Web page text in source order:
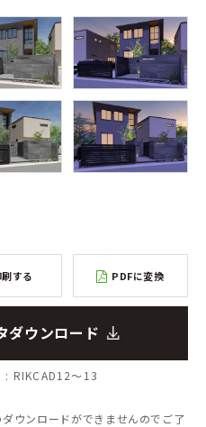
刷する PDFに変換
ダウンロード
: RIKCAD12～13
ウンロードができませんのでご了